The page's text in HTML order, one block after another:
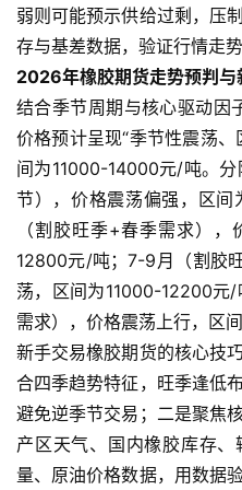
指
期
货
期
货
入
门
期
货
行
情
黄
金
期
货
弱则可能预示供给过剩，压
存与基差数据，验证行情走势
2026年橡胶期货走势预判与
结合季节周期与核心驱动因
价格预计呈现“季节性震荡
间为11000-14000元/吨。
节），价格震荡偏强，区
（割胶旺季+春季需求）
12800元/吨；7-9月（割胶
荡，区间为11000-12200元
需求），价格震荡上行，区
新手交易橡胶期货的核心技
合四季趋势特征，旺季逢低
避免逆季节交易；二是聚焦
产区天气、国内橡胶库存
量、原油价格数据，用数据